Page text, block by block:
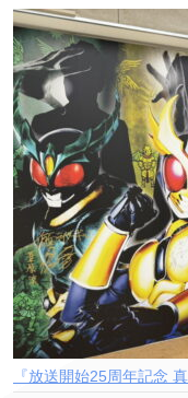
『放送開始25周年記念